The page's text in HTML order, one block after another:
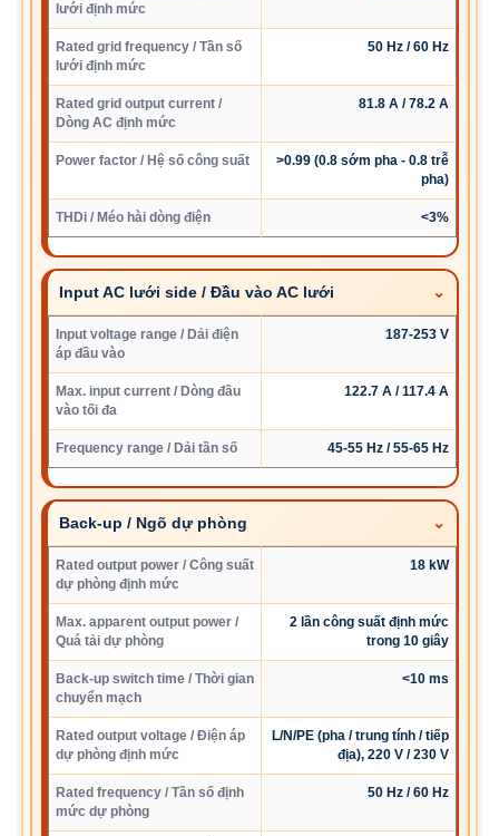
lưới định mức
Rated grid frequency / Tần số
lưới định mức
50 Hz / 60 Hz
Rated grid output current /
Dòng AC định mức
81.8 A / 78.2 A
Power factor / Hệ số công suất
>0.99 (0.8 sớm pha - 0.8 trễ
pha)
THDi / Méo hài dòng điện <3%
Input AC lưới side / Đầu vào AC lưới
Input voltage range / Dải điện
áp đầu vào
187-253 V
Max. input current / Dòng đầu
vào tối đa
122.7 A / 117.4 A
Frequency range / Dải tần số 45-55 Hz / 55-65 Hz
Back-up / Ngõ dự phòng
Rated output power / Công suất
dự phòng định mức
18 kW
Max. apparent output power /
Quá tải dự phòng
2 lần công suất định mức
trong 10 giây
Back-up switch time / Thời gian
chuyển mạch
<10 ms
Rated output voltage / Điện áp
dự phòng định mức
L/N/PE (pha / trung tính / tiếp
địa), 220 V / 230 V
Rated frequency / Tần số định
mức dự phòng
50 Hz / 60 Hz